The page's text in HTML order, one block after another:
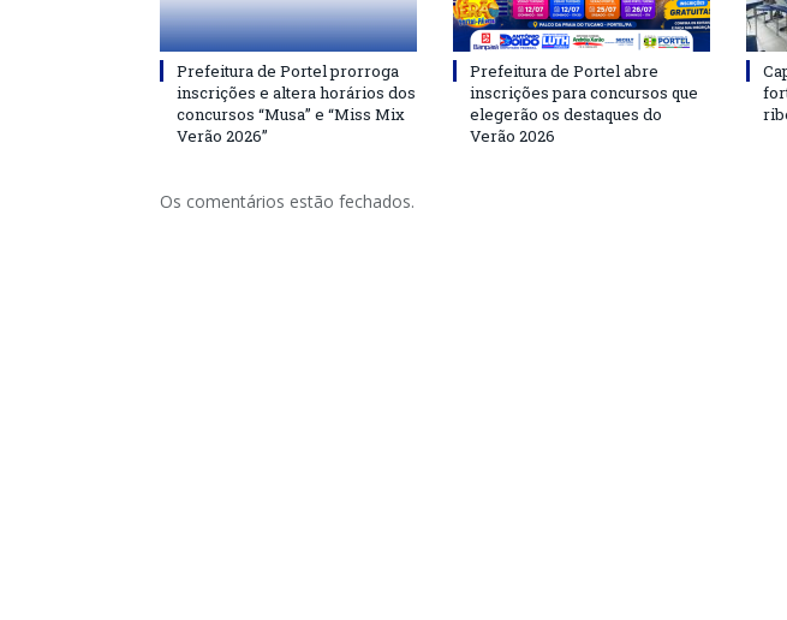
Prefeitura de Portel prorroga
inscrições e altera horários dos
concursos “Musa” e “Miss Mix
Verão 2026”
Prefeitura de Portel abre
inscrições para concursos que
elegerão os destaques do
Verão 2026
Os comentários estão fechados.